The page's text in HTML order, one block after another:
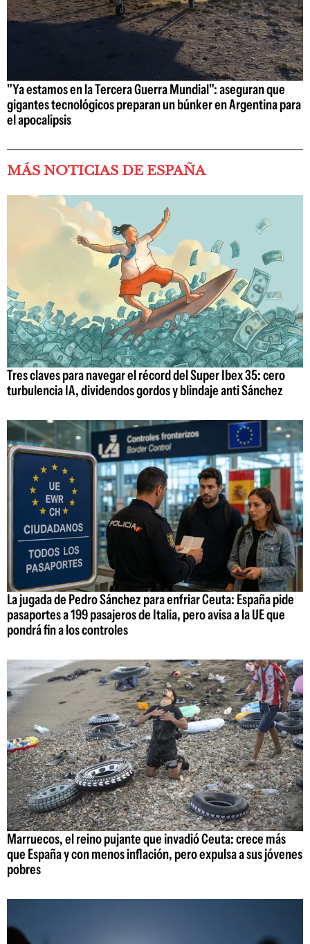
"Ya estamos en la Tercera Guerra Mundial": aseguran que
gigantes tecnológicos preparan un búnker en Argentina para
el apocalipsis
MÁS NOTICIAS DE ESPAÑA
Tres claves para navegar el récord del Super Ibex 35: cero
turbulencia IA, dividendos gordos y blindaje anti Sánchez
La jugada de Pedro Sánchez para enfriar Ceuta: España pide
pasaportes a 199 pasajeros de Italia, pero avisa a la UE que
pondrá fin a los controles
Marruecos, el reino pujante que invadió Ceuta: crece más
que España y con menos inflación, pero expulsa a sus jóvenes
pobres